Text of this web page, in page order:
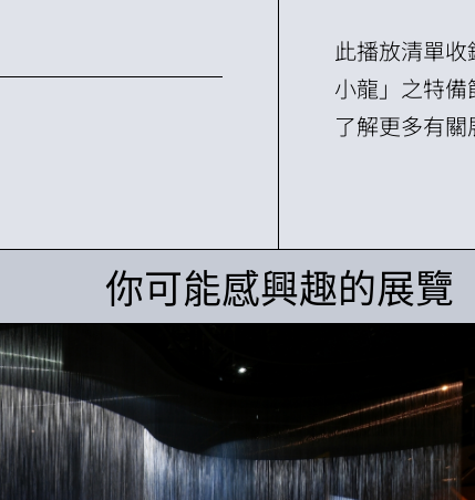
此播放清單
小龍」之特
了解更多有關
你可能感興趣的展覽